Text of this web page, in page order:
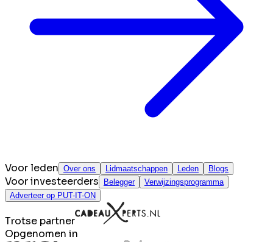
Voor leden Over ons Lidmaatschappen Leden Blogs
Voor investeerders Belegger
Verwijzingsprogramma
Adverteer op PUT-IT-ON
Trotse partner
Opgenomen in